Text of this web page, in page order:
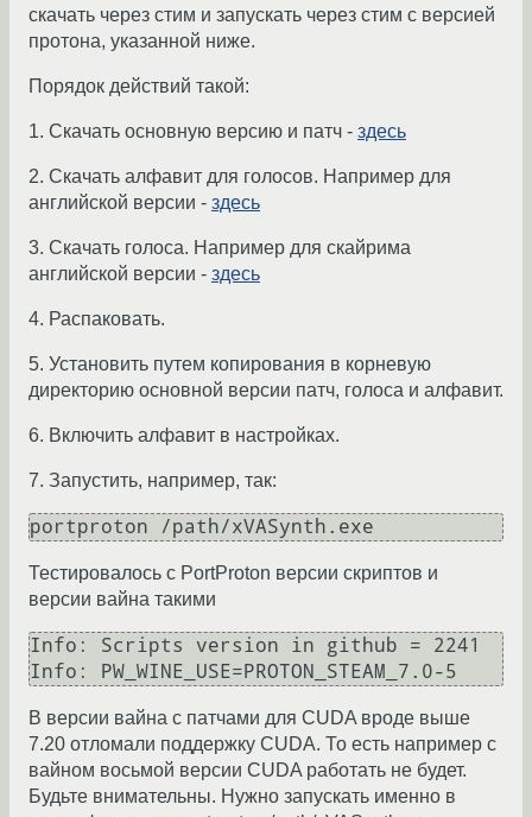
скачать через стим и запускать через стим с версией
протона, указанной ниже.
Порядок действий такой:
1. Скачать основную версию и патч - здесь
2. Скачать алфавит для голосов. Например для
английской версии - здесь
3. Скачать голоса. Например для скайрима
английской версии - здесь
4. Распаковать.
5. Установить путем копирования в корневую
директорию основной версии патч, голоса и алфавит.
6. Включить алфавит в настройках.
7. Запустить, например, так:
Тестировалось с PortProton версии скриптов и
версии вайна такими
Info: Scripts version in github = 2241
В версии вайна с патчами для CUDA вроде выше
7.20 отломали поддержку CUDA. То есть например с
вайном восьмой версии CUDA работать не будет.
Будьте внимательны. Нужно запускать именно в